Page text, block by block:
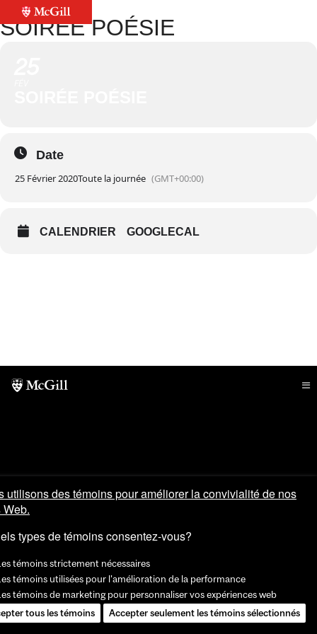
SOIRÉE POÉSIE
Date
25 Février 2020Toute la journée (GMT+00:00)
CALENDRIER GOOGLECAL
utilisons des témoins pour améliorer la convivialité de nos
types de témoins consentez-vous?
témoins strictement nécessaires
témoins utilisées pour l'amélioration de la performance
témoins de marketing pour personnaliser vos expériences web
tous les témoins
Accepter seulement les témoins sélectionnés